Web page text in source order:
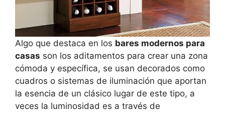
Algo que destaca en los bares modernos para
casas son los aditamentos para crear una zona
cómoda y específica, se usan decorados como
cuadros o sistemas de iluminación que aportan
la esencia de un clásico lugar de este tipo, a
veces la luminosidad es a través de